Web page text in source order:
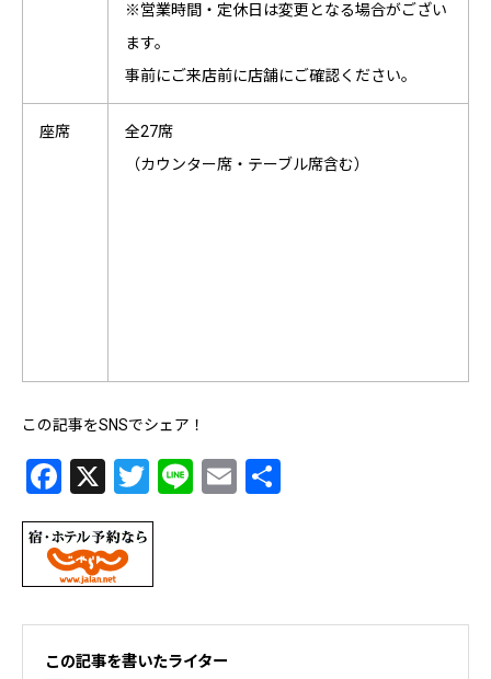
※営業時間・定休日は変更となる場合がござい
ます。
事前にご来店前に店舗にご確認ください。
座席
全27席
（カウンター席・テーブル席含む）
この記事をSNSでシェア！
Facebook
X Twitter
LineEmail
この記事を書いたライター